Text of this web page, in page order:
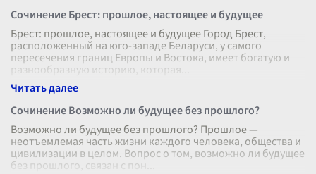
Сочинение Брест: прошлое, настоящее и будущее
Брест: прошлое, настоящее и будущее Город Брест,
расположенный на юго-западе Беларуси, у самого
пересечения границ Европы и Востока, имеет богатую и
разнообразную историю, которая
Сочинение Возможно ли будущее без прошлого?
Возможно ли будущее без прошлого? Прошлое —
неотъемлемая часть жизни каждого человека, общества и
цивилизации в целом. Вопрос о том, возможно ли будущее
без прошлого, связан с пон